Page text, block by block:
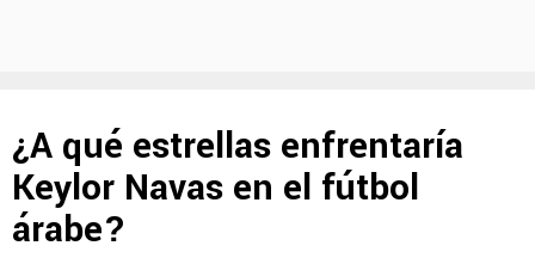
¿A qué estrellas enfrentaría
Keylor Navas en el fútbol
árabe?